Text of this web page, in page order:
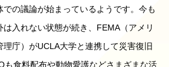
での議論が始まっているようです。今も
入れない状態が続き、FEMA（アメリ
理庁）がUCLA大学と連携して災害復旧
も食料配布や動物愛護などさまざまな活